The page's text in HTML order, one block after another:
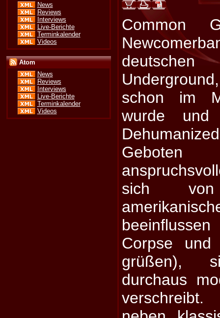
News
Reviews
Interviews
Live-Berichte
Terminkalender
Videos
Atom
News
Reviews
Interviews
Live-Berichte
Terminkalender
Videos
Common
schon im
wurde
Geboten
sich
Corpse und
grüßen),
durchaus